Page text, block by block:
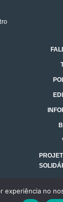
experiência no